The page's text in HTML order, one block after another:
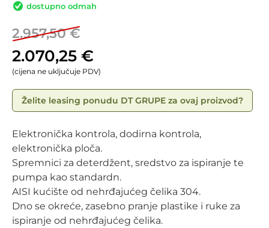
dostupno odmah
2.957,50€
2.070,25 €
(cijena ne uključuje PDV)
Želite leasing ponudu DT GRUPE za ovaj proizvod?
Elektronička kontrola, dodirna kontrola,
elektronička ploča.
Spremnici za deterdžent, sredstvo za ispiranje te
pumpa kao standardn.
AISI kućište od nehrđajućeg čelika 304.
Dno se okreće, zasebno pranje plastike i ruke za
ispiranje od nehrđajućeg čelika.